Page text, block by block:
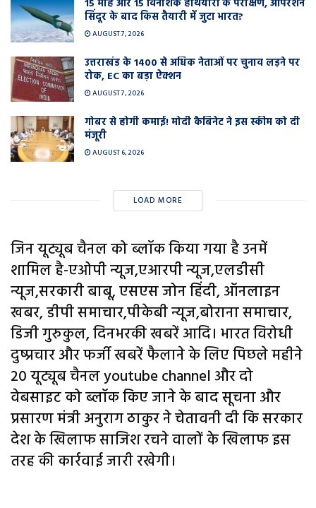
15 माह और 15 विनाशक हथियारों के परीक्षण, ऑपरेशन
सिंदूर के बाद किस तैयारी में जुटा भारत?
AUGUST 7, 2026
उत्तराखंड के 1400 से अधिक नेताओं पर चुनाव लड़ने पर
रोक, EC का बड़ा ऐक्शन
AUGUST 7, 2026
गोबर से होगी कमाई! मोदी कैबिनेट ने इस स्कीम को दी
मंजूरी
AUGUST 6, 2026
LOAD MORE
जिन यूट्यूब चैनल को ब्लॉक किया गया है उनमें
शामिल है-एओपी न्यूज,एआरपी न्यूज,एलडीसी
न्यूज,सरकारी बाबू, एसएस जोन हिंदी, ऑनलाइन
खबर, डीपी समाचार,पीकेबी न्यूज,बोराना समाचार,
डिजी गुरुकुल, दिनभरकी खबरें आदि। भारत विरोधी
दुष्प्रचार और फर्जी खबरें फैलाने के लिए पिछले महीने
20 यूट्यूब चैनल youtube channel और दो
वेबसाइट को ब्लॉक किए जाने के बाद सूचना और
प्रसारण मंत्री अनुराग ठाकुर ने चेतावनी दी कि सरकार
देश के खिलाफ साजिश रचने वालों के खिलाफ इस
तरह की कार्रवाई जारी रखेगी।